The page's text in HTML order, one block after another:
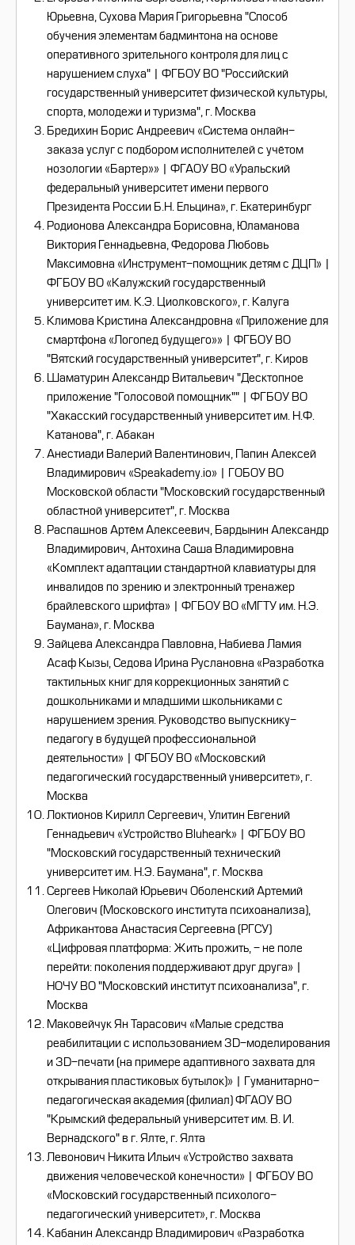
Юрьевна, Сухова Мария Григорьевна "Способ
обучения элементам бадминтона на основе
оперативного зрительного контроля для лиц с
нарушением слуха" | ФГБОУ ВО "Российский
государственный университет физической культуры,
спорта, молодежи и туризма", г. Москва
Бредихин Борис Андреевич «Система онлайн-
заказа услуг с подбором исполнителей с учётом
нозологии «Бартер»» | ФГАОУ ВО «Уральский
федеральный университет имени первого
Президента России Б.Н. Ельцина», г. Екатеринбург
Родионова Александра Борисовна, Юламанова
Виктория Геннадьевна, Федорова Любовь
Максимовна «Инструмент-помощник детям с ДЦП» |
ФГБОУ ВО «Калужский государственный
университет им. К.Э. Циолковского», г. Калуга
Климова Кристина Александровна «Приложение для
смартфона «Логопед будущего»» | ФГБОУ ВО
"Вятский государственный университет", г. Киров
Шаматурин Александр Витальевич "Десктопное
приложение "Голосовой помощник"" | ФГБОУ ВО
"Хакасский государственный университет им. Н.Ф.
Катанова", г. Абакан
Анестиади Валерий Валентинович, Папин Алексей
Владимирович «Speakademy.io» | ГОБОУ ВО
Московской области "Московский государственный
областной университет", г. Москва
Распашнов Артём Алексеевич, Бардынин Александр
Владимирович, Антохина Саша Владимировна
«Комплект адаптации стандартной клавиатуры для
инвалидов по зрению и электронный тренажер
брайлевского шрифта» | ФГБОУ ВО «МГТУ им. Н.Э.
Баумана», г. Москва
Зайцева Александра Павловна, Набиева Ламия
Асаф Кызы, Седова Ирина Руслановна «Разработка
тактильных книг для коррекционных занятий с
дошкольниками и младшими школьниками с
нарушением зрения. Руководство выпускнику-
педагогу в будущей профессиональной
деятельности» | ФГБОУ ВО «Московский
педагогический государственный университет», г.
Москва
Локтионов Кирилл Сергеевич, Улитин Евгений
Геннадьевич «Устройство Bluheark» | ФГБОУ ВО
"Московский государственный технический
университет им. Н.Э. Баумана", г. Москва
Сергеев Николай Юрьевич Оболенский Артемий
Олегович (Московского института психоанализа),
Африкантова Анастасия Сергеевна (РГСУ)
«Цифровая платформа: Жить прожить, - не поле
перейти: поколения поддерживают друг друга» |
НОЧУ ВО "Московский институт психоанализа", г.
Москва
Маковейчук Ян Тарасович «Малые средства
реабилитации с использованием 3D-моделирования
и 3D-печати (на примере адаптивного захвата для
открывания пластиковых бутылок)» | Гуманитарно-
педагогическая академия (филиал) ФГАОУ ВО
"Крымский федеральный университет им. В. И.
Вернадского" в г. Ялте, г. Ялта
Левонович Никита Ильич «Устройство захвата
движения человеческой конечности» | ФГБОУ ВО
«Московский государственный психолого-
педагогический университет», г. Москва
Кабанин Александр Владимирович «Разработка